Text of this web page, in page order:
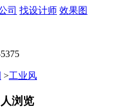
司 找设计师 效果图
>工业风
浏览